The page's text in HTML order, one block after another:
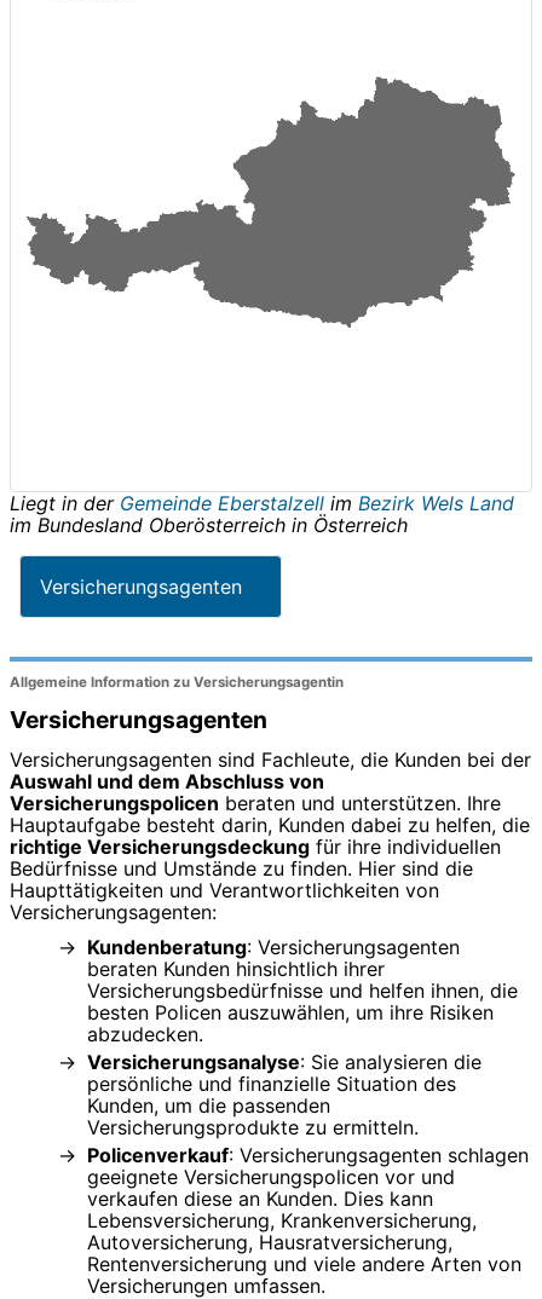
Liegt in der Gemeinde Eberstalzell im Bezirk Wels Land
im Bundesland Oberösterreich in Österreich
Versicherungsagenten
Allgemeine Information zu Versicherungsagentin
Versicherungsagenten
Versicherungsagenten sind Fachleute, die Kunden bei der
Auswahl und dem Abschluss von
Versicherungspolicen beraten und unterstützen. Ihre
Hauptaufgabe besteht darin, Kunden dabei zu helfen, die
richtige Versicherungsdeckung für ihre individuellen
Bedürfnisse und Umstände zu finden. Hier sind die
Haupttätigkeiten und Verantwortlichkeiten von
Versicherungsagenten:
Kundenberatung: Versicherungsagenten
beraten Kunden hinsichtlich ihrer
Versicherungsbedürfnisse und helfen ihnen, die
besten Policen auszuwählen, um ihre Risiken
abzudecken.
Versicherungsanalyse: Sie analysieren die
persönliche und finanzielle Situation des
Kunden, um die passenden
Versicherungsprodukte zu ermitteln.
Policenverkauf: Versicherungsagenten schlagen
geeignete Versicherungspolicen vor und
verkaufen diese an Kunden. Dies kann
Lebensversicherung, Krankenversicherung,
Autoversicherung, Hausratversicherung,
Rentenversicherung und viele andere Arten von
Versicherungen umfassen.